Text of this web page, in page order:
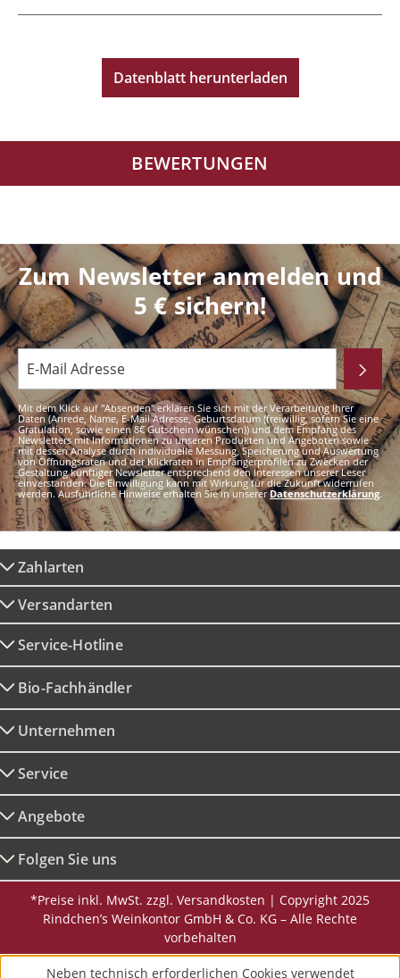
Datenblatt herunterladen
BEWERTUNGEN
Zum Newsletter anmelden und
5 € sichern!
Mit dem Klick auf "Absenden" erklären Sie sich mit der Verarbeitung Ihrer
Daten (Anrede, Name, E-Mail Adresse, Geburtsdatum (freiwillig, sofern Sie eine
Gratulation, sowie einen 8€ Gutschein wünschen)) und dem Empfang des
Newsletters mit Informationen zu unseren Produkten und Angeboten sowie
mit dessen Analyse durch individuelle Messung, Speicherung und Auswertung
von Öffnungsraten und der Klickraten in Empfängerprofilen zu Zwecken der
Gestaltung künftiger Newsletter entsprechend den Interessen unserer Leser
einverstanden. Die Einwilligung kann mit Wirkung für die Zukunft widerrufen
werden. Ausführliche Hinweise erhalten Sie in unsererDatenschutzerklärung.
Zahlarten
Versandarten
Service-Hotline
Bio-Fachhändler
Unternehmen
Service
Angebote
Folgen Sie uns
*Preise inkl. MwSt. zzgl. Versandkosten | Copyright 2025
Rindchen’s Weinkontor GmbH & Co. KG – Alle Rechte
vorbehalten
Neben technisch erforderlichen Cookies verwendet